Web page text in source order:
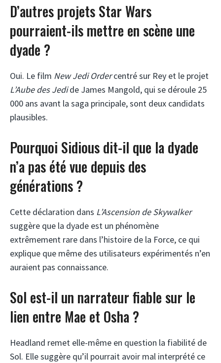
D’autres projets Star Wars
pourraient-ils mettre en scène une
dyade ?
Oui. Le film New Jedi Ordercentré sur Rey et le projet
L’Aube des Jedide James Mangold, qui se déroule 25
000 ans avant la saga principale, sont deux candidats
plausibles.
Pourquoi Sidious dit-il que la dyade
n’a pas été vue depuis des
générations ?
Cette déclaration dans L’Ascension de Skywalker
suggère que la dyade est un phénomène
extrêmement rare dans l’histoire de la Force, ce qui
explique que même des utilisateurs expérimentés n’en
auraient pas connaissance.
Sol est-il un narrateur fiable sur le
lien entre Mae et Osha ?
Headland remet elle-même en question la fiabilité de
Sol. Elle suggère qu’il pourrait avoir mal interprété ce